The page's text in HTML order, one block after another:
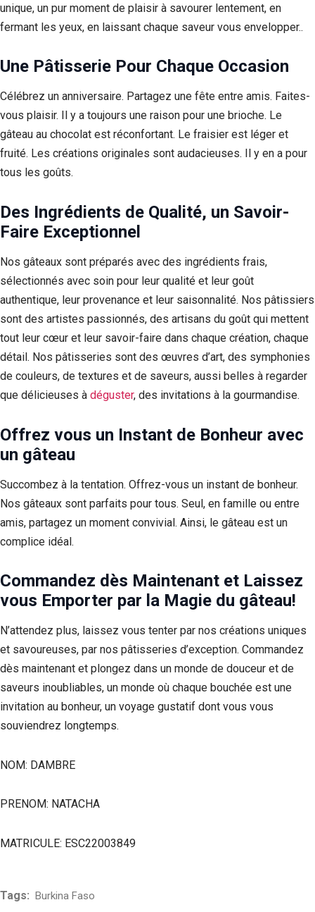
unique, un pur moment de plaisir à savourer lentement, en
fermant les yeux, en laissant chaque saveur vous envelopper..
Une Pâtisserie Pour Chaque Occasion
Célébrez un anniversaire. Partagez une fête entre amis. Faites-
vous plaisir. Il y a toujours une raison pour une brioche. Le
gâteau au chocolat est réconfortant. Le fraisier est léger et
fruité. Les créations originales sont audacieuses. Il y en a pour
tous les goûts.
Des Ingrédients de Qualité, un Savoir-
Faire Exceptionnel
Nos gâteaux sont préparés avec des ingrédients frais,
sélectionnés avec soin pour leur qualité et leur goût
authentique, leur provenance et leur saisonnalité. Nos pâtissiers
sont des artistes passionnés, des artisans du goût qui mettent
tout leur cœur et leur savoir-faire dans chaque création, chaque
détail. Nos pâtisseries sont des œuvres d’art, des symphonies
de couleurs, de textures et de saveurs, aussi belles à regarder
que délicieuses à déguster, des invitations à la gourmandise.
Offrez vous un Instant de Bonheur avec
un gâteau
Succombez à la tentation. Offrez-vous un instant de bonheur.
Nos gâteaux sont parfaits pour tous. Seul, en famille ou entre
amis, partagez un moment convivial. Ainsi, le gâteau est un
complice idéal.
Commandez dès Maintenant et Laissez
vous Emporter par la Magie du gâteau!
N’attendez plus, laissez vous tenter par nos créations uniques
et savoureuses, par nos pâtisseries d’exception. Commandez
dès maintenant et plongez dans un monde de douceur et de
saveurs inoubliables, un monde où chaque bouchée est une
invitation au bonheur, un voyage gustatif dont vous vous
souviendrez longtemps.
NOM: DAMBRE
PRENOM: NATACHA
MATRICULE: ESC22003849
Tags: Burkina Faso